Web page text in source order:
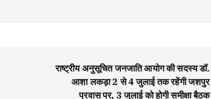
राष्ट्रीय अनुसूचित जनजाति आयोग की सदस्य डॉ.
आशा लकड़ा 2 से 4 जुलाई तक रहेंगी जशपुर
प्रवास पर, 3 जुलाई को होगी समीक्षा बैठक